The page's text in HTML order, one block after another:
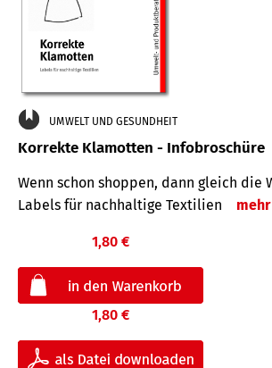
UMWELT UND GESUNDHEIT
Korrekte Klamotten - Infobroschüre
Wenn schon shoppen, dann gleich die
Labels für nachhaltige Textilien
mehr
1,80 €
1,80 €